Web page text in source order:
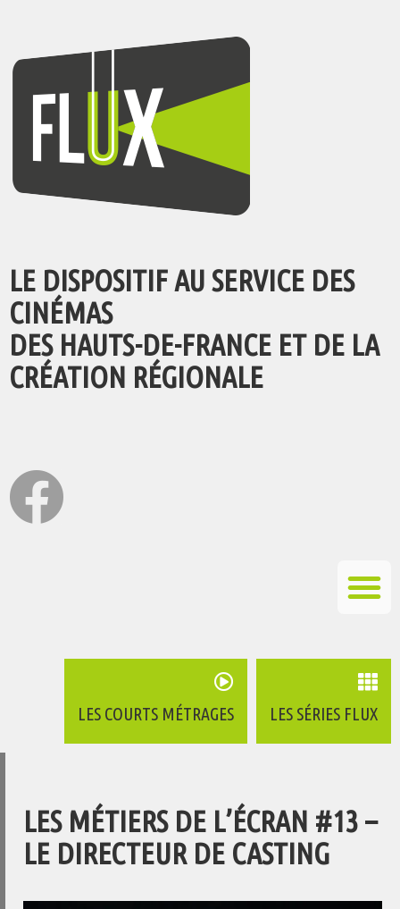
LE DISPOSITIF AU SERVICE DES
CINÉMAS
DES HAUTS-DE-FRANCE ET DE LA
CRÉATION RÉGIONALE
LES COURTS MÉTRAGES LES SÉRIES FLUX
LES MÉTIERS DE L’ÉCRAN #13 –
LE DIRECTEUR DE CASTING